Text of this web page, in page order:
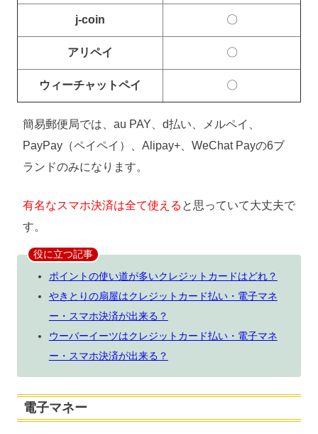
j-coin 〇
アリペイ 〇
ウィーチャットペイ 〇
簡易郵便局では、au PAY、d払い、メルペイ、
PayPay（ペイペイ）、Alipay+、WeChat Payの6ブ
ランドのみになります。
有名なスマホ決済は全て使える と思っていて大丈夫で
す。
役に立つ記事
ポイントの使い道が多いクレジットカードはどれ？
やきとりの扇屋はクレジットカード払い・電子マネ
ー・スマホ決済が出来る？
ウーバーイーツはクレジットカード払い・電子マネ
ー・スマホ決済が出来る？
電子マネー